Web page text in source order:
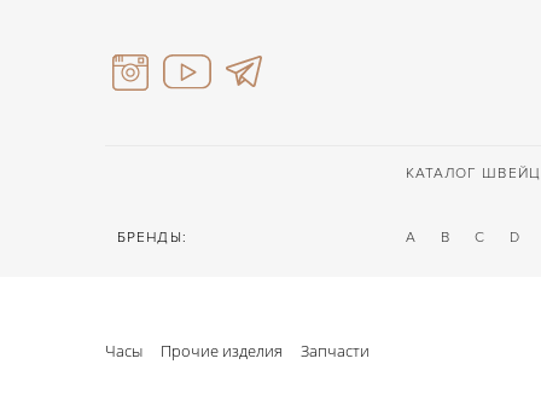
КАТАЛОГ
БРЕНДЫ: A B C D
Часы Прочие изделия Запчасти